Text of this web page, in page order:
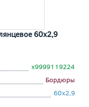
60x2,9
х9999119224
Бордюры
60x2,9